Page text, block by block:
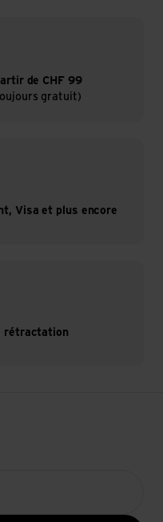
de CHF 99
gratuit)
Visa et plus encore
rétractation